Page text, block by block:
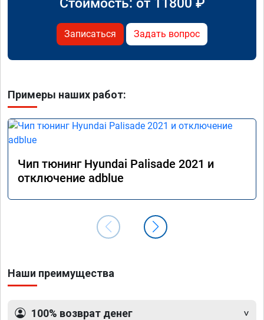
Записаться Задать вопрос
Примеры наших работ:
Чип тюнинг Hyundai Palisade 2021 и
отключение adblue
Наши преимущества
100% возврат денег